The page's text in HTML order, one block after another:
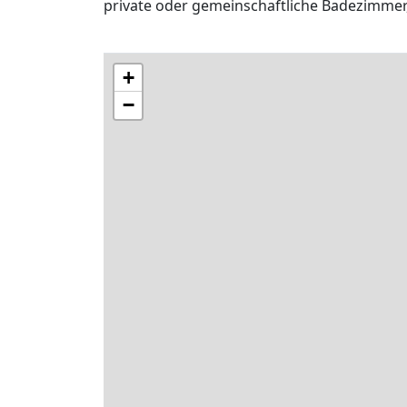
private oder gemeinschaftliche
+
−